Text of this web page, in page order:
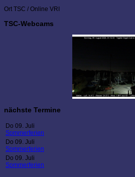
Ort TSC / Online VRI
TSC-Webcams
nächste Termine
Do 09. Juli
Sommerferien
Do 09. Juli
Sommerferien
Do 09. Juli
Sommerferien